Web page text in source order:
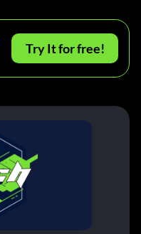
Try It for free!